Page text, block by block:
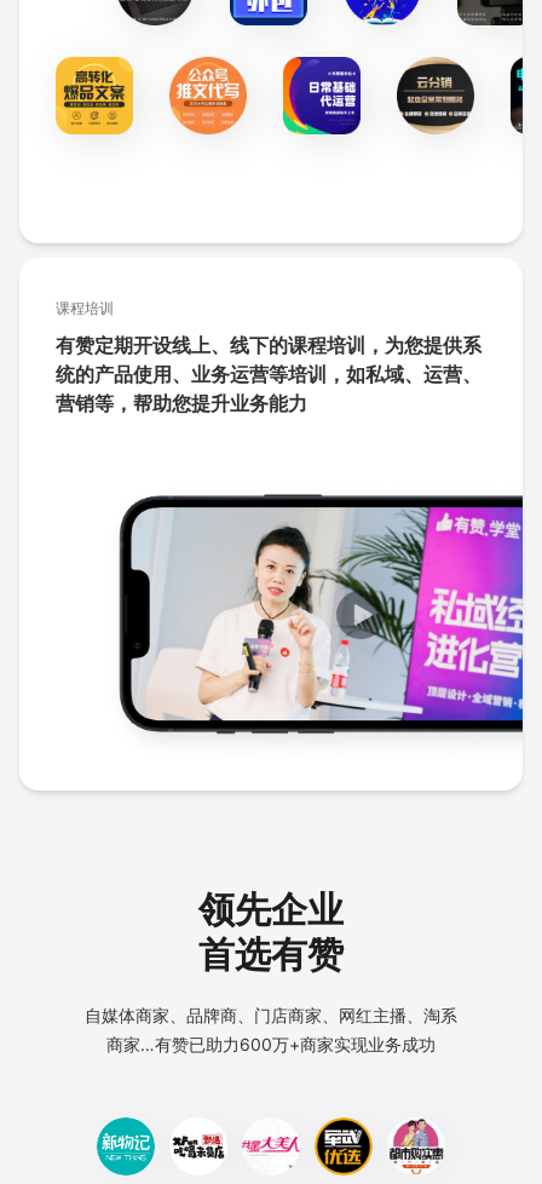
课程培训
有赞定期开设线上、线下的课程培训，为您提供系
统的产品使用、业务运营等培训，如私域、运营、
营销等，帮助您提升业务能力
领先企业
首选有赞
自媒体商家、品牌商、门店商家、网红主播、淘系
商家…有赞已助力600万+商家实现业务成功